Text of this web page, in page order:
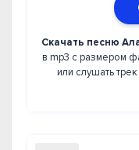
Скачать песню
в mp3 с размером
или слушать